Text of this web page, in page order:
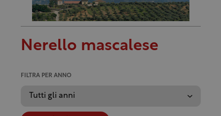
Nerello mascalese
FILTRA PER ANNO